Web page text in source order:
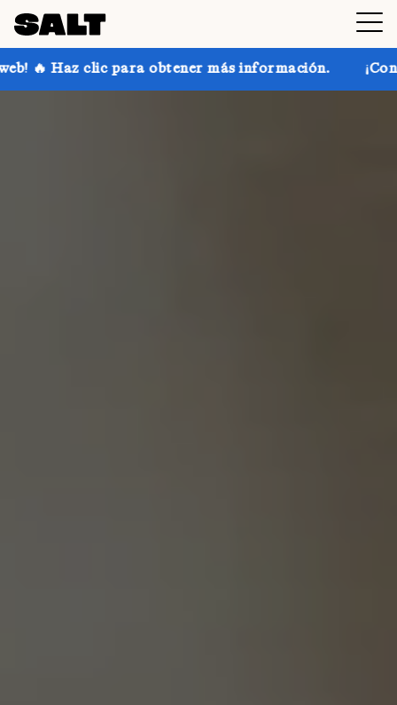
obtener más información. ¡Consigue hasta un 30